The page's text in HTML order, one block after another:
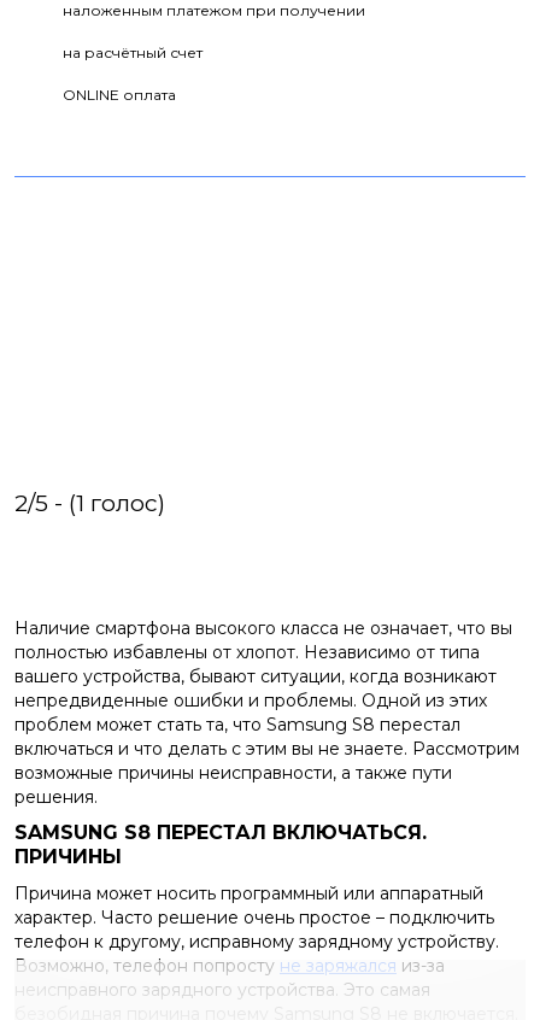
наложенным платежом при получении
на расчётный счет
ONLINE оплата
2/5 - (1 голос)
Наличие смартфона высокого класса не означает, что вы
полностью избавлены от хлопот. Независимо от типа
вашего устройства, бывают ситуации, когда возникают
непредвиденные ошибки и проблемы. Одной из этих
проблем может стать та, что Samsung S8 перестал
включаться и что делать с этим вы не знаете. Рассмотрим
возможные причины неисправности, а также пути
решения.
SAMSUNG S8 ПЕРЕСТАЛ ВКЛЮЧАТЬСЯ.
ПРИЧИНЫ
Причина может носить программный или аппаратный
характер. Часто решение очень простое – подключить
телефон к другому, исправному зарядному устройству.
Возможно, телефон попросту не заряжался из-за
неисправного зарядного устройства. Это самая